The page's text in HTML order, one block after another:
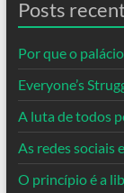
Posts
Por que o
Everyone’s
A luta de todos
As redes sociais
O princípio é a